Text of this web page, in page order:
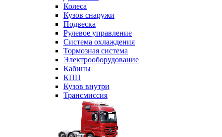
Колеса
Кузов снаружи
Подвеска
Рулевое управление
Система охлаждения
Тормозная система
Электрооборудование
Кабины
КПП
Кузов внутри
Трансмиссия